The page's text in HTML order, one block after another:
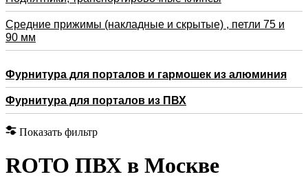
Средние прижимы (накладные и скрытые) , петли 75 и
90 мм
Фурнитура для порталов и гармошек из алюминия
Фурнитура для порталов из ПВХ
Показать фильтр
RОTO ПВХ в Москве